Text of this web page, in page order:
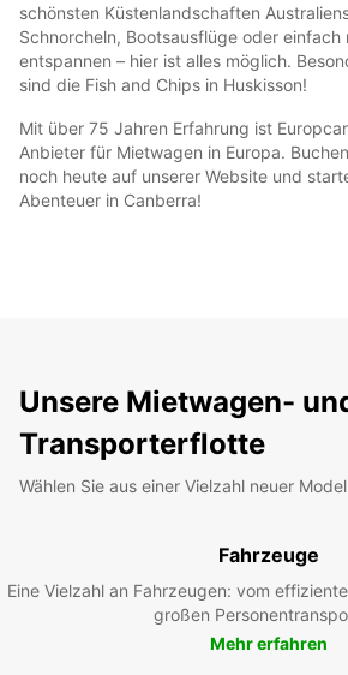
schönsten Küstenlandschaften
Schnorcheln, Bootsausflüge oder einfach
entspannen – hier ist alles möglich.
sind die Fish and Chips in Huskisson!
Mit über 75 Jahren Erfahrung ist
Anbieter für Mietwagen in Europa.
noch heute auf unserer Website und
Abenteuer in Canberra!
Unsere Mietwagen-
Transporterflotte
Wählen Sie aus einer Vielzahl neuer
Fahrzeuge
Eine Vielzahl an Fahrzeugen: vom
großen
Mehr erfahren